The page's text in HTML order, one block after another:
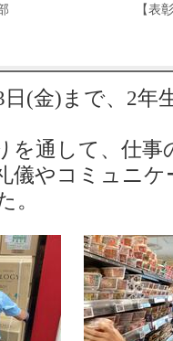
【表
日(金)まで、2年
を通して、仕事
儀やコミュニ
。